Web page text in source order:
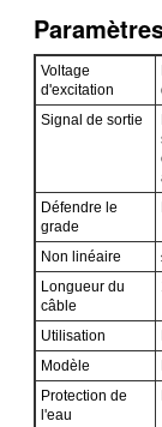
Voltage
d'excitation
Signal de sortie
Défendre le
grade
Non linéaire
Longueur du
câble
Utilisation
Modèle
Protection de
l'eau